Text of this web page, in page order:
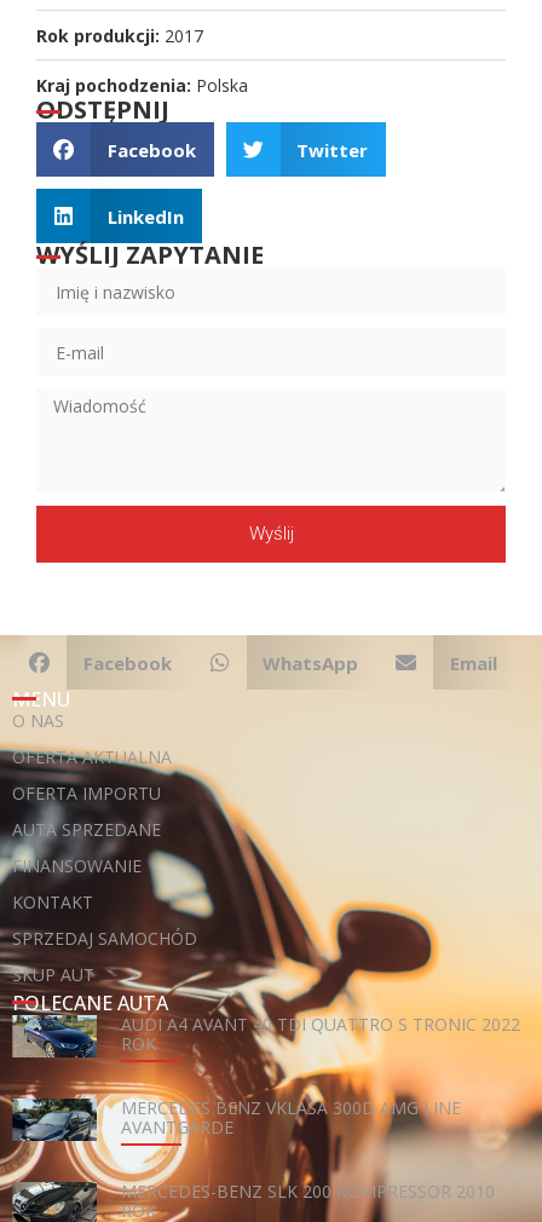
Rok produkcji: 2017
Kraj pochodzenia: Polska
ODSTĘPNIJ
Facebook Twitter
LinkedIn
WYŚLIJ ZAPYTANIE
Wyślij
Facebook WhatsApp Email
MENU
O NAS
OFERTA AKTUALNA
OFERTA IMPORTU
AUTA SPRZEDANE
FINANSOWANIE
KONTAKT
SPRZEDAJ SAMOCHÓD
SKUP AUT
POLECANE AUTA
AUDI A4 AVANT 40 TDI QUATTRO S TRONIC 2022
ROK
MERCEDES BENZ VKLASA 300D AMG LINE
AVANTGARDE
MERCEDES-BENZ SLK 200 KOMPRESSOR 2010
ROK